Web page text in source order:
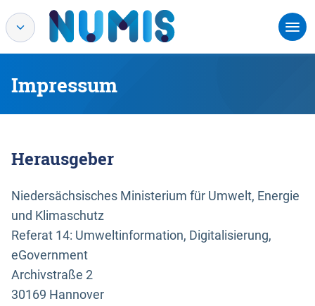
Impressum
Herausgeber
Niedersächsisches Ministerium für Umwelt, Energie
und Klimaschutz
Referat 14: Umweltinformation, Digitalisierung,
eGovernment
Archivstraße 2
30169 Hannover